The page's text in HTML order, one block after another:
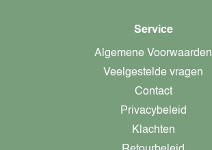
Service
Algemene Voorwaarden
Veelgestelde vragen
Contact
Privacybeleid
Klachten